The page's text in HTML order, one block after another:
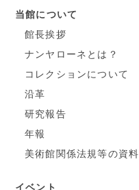
当館について
館長挨拶
ナンヤローネとは？
コレクションについて
沿革
研究報告
年報
美術館関係法規等の資料
イベント